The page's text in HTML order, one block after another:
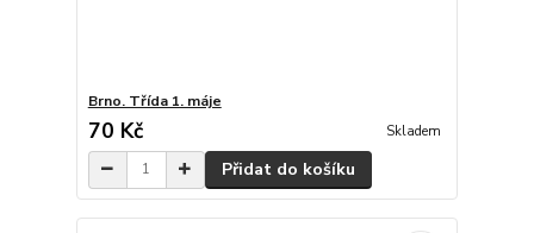
Brno. Třída 1. máje
70 Kč Skladem
Přidat do košíku